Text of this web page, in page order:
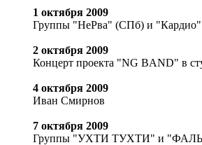
1 октября 2009
Группы "НеРва" (СПб) и "Кардио"
2 октября 2009
Концерт проекта "NG BAND" в
4 октября 2009
Иван Смирнов
7 октября 2009
Группы "УХТИ ТУХТИ" и